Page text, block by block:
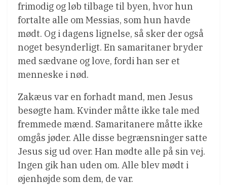
frimodig og løb tilbage til byen, hvor hun
fortalte alle om Messias, som hun havde
mødt. Og i dagens lignelse, så sker der også
noget besynderligt. En samaritaner bryder
med sædvane og love, fordi han ser et
menneske i nød.
Zakæus var en forhadt mand, men Jesus
besøgte ham. Kvinder måtte ikke tale med
fremmede mænd. Samaritanere måtte ikke
omgås jøder. Alle disse begrænsninger satte
Jesus sig ud over. Han mødte alle på sin vej.
Ingen gik han uden om. Alle blev mødt i
øjenhøjde som dem, de var.